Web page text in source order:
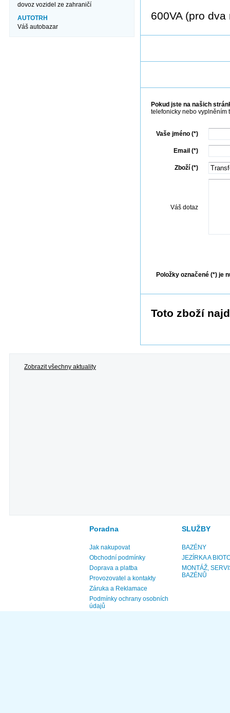
600VA (pro
Pokud jste na našich
telefonicky nebo vyplněním
Vaše jméno (*)
Email (*)
Zboží (*)
Váš dotaz
Položky označené (*) je
Toto zboží
dovoz vozidel ze zahraničí
AUTOTRH
Váš autobazar
Zobrazit všechny aktuality
Poradna
Jak nakupovat
Obchodní podmínky
Doprava a platba
Provozovatel a kontakty
Záruka a Reklamace
Podmínky ochrany osobních
údajů
SLUŽBY
BAZÉNY
JEZÍRKA A
MONTÁŽ,
BAZÉNŮ